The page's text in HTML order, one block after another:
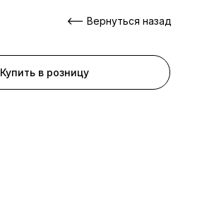
Купить в розницу
Вернуться назад